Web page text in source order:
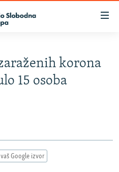
korona
15 osoba
Google izvor